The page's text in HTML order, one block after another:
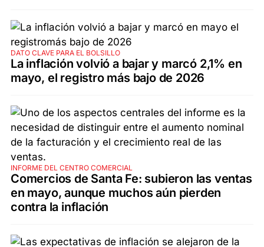
DATO CLAVE PARA EL BOLSILLO
La inflación volvió a bajar y marcó 2,1% en
mayo, el registro más bajo de 2026
INFORME DEL CENTRO COMERCIAL
Comercios de Santa Fe: subieron las ventas
en mayo, aunque muchos aún pierden
contra la inflación